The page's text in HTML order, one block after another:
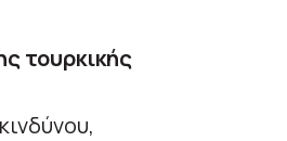
τουρκικής